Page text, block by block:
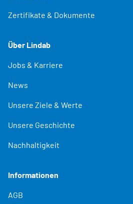
Zertifikate & Dokumente
Über Lindab
Jobs & Karriere
News
Unsere Ziele & Werte
Unsere Geschichte
Nachhaltigkeit
Informationen
AGB